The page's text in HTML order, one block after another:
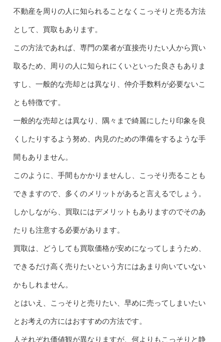
不動産を周りの人に知られることなくこっそりと売る方法
として、買取もあります。
この方法であれば、専門の業者が直接売りたい人から買い
取るため、周りの人に知られにくいといった良さもありま
すし、一般的な売却とは異なり、仲介手数料が必要ないこ
とも特徴です。
一般的な売却とは異なり、隅々まで綺麗にしたり印象を良
くしたりするよう努め、内見のための準備をするような手
間もありません。
このように、手間もかかりませんし、こっそり売ることも
できますので、多くのメリットがあると言えるでしょう。
しかしながら、買取にはデメリットもありますのでそのあ
たりも注意する必要があります。
買取は、どうしても買取価格が安めになってしまうため、
できるだけ高く売りたいという方にはあまり向いていない
かもしれません。
とはいえ、こっそりと売りたい、早めに売ってしまいたい
とお考えの方にはおすすめの方法です。
人それぞれ価値観が異なりますが、何よりもこっそりと静